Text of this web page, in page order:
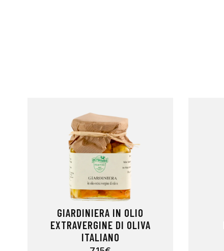
GIARDINIERA IN OLIO
EXTRAVERGINE DI OLIVA
ITALIANO